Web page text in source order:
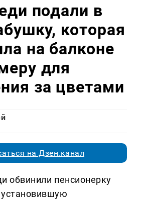
подали в
которая
на балконе
для
за цветами
на Дзен.канал
обвинили пенсионерку